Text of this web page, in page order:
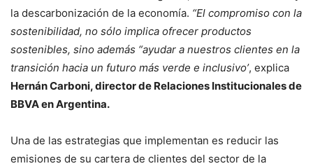
la descarbonización de la economía. “El compromiso con la
sostenibilidad, no sólo implica ofrecer productos
sostenibles, sino además “ayudar a nuestros clientes en la
transición hacia un futuro más verde e inclusivo’, explica
Hernán Carboni, director de Relaciones Institucionales de
BBVA en Argentina.
Una de las estrategias que implementan es reducir las
emisiones de su cartera de clientes del sector de la